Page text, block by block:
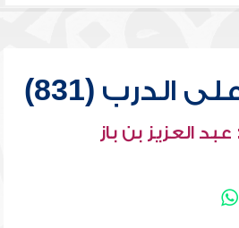
الدرب (831)
العزيز بن باز